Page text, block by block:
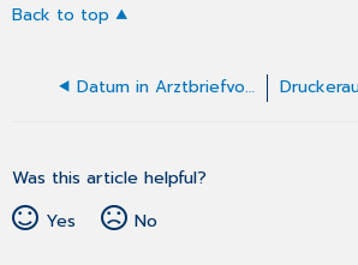
Back to top
Datum in Arztbriefvorlagen
Was this article helpful?
Yes
No